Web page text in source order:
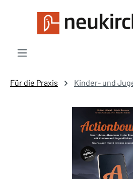
Zum Hauptinhalt springen
Für die Praxis Kinder- und
Bildergalerie überspringen